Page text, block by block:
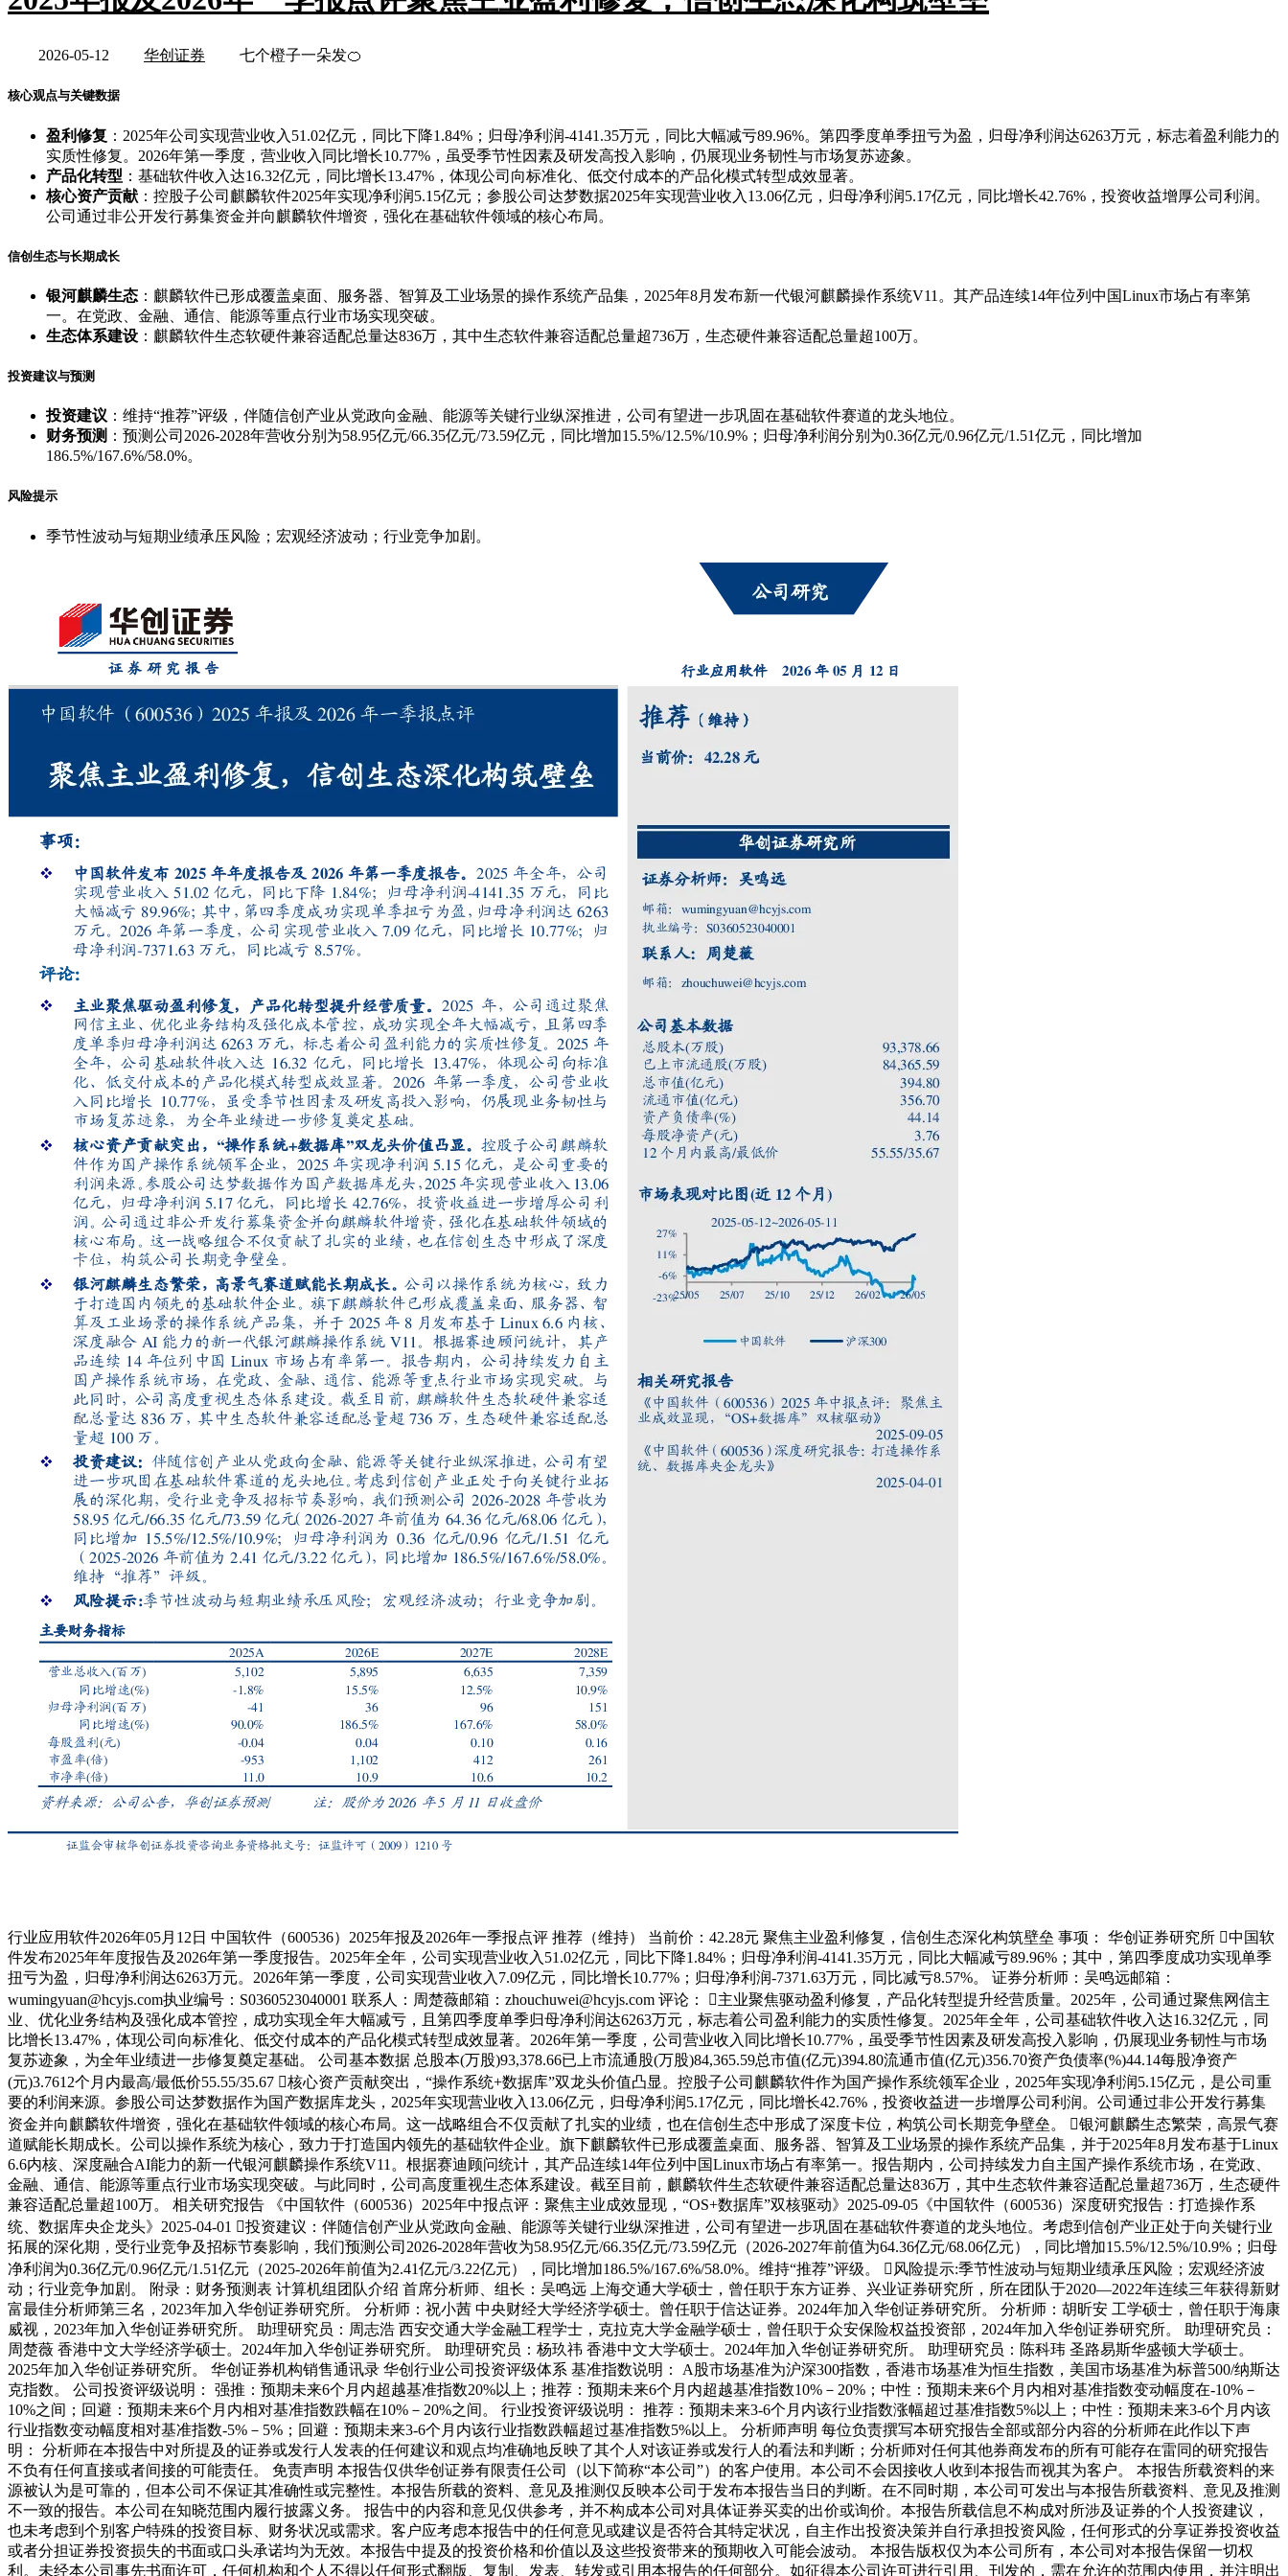
2026-05-12 华创证券 七个橙子一朵发🍊
核心观点与关键数据
盈利修复 ：2025年公司实现营业收入51.02亿元，同比下降1.84%；归母净利润-4141.35万元，同比大幅减亏89.96%。第四季度单季扭亏为盈，归母净利润达6263万元，标志着盈利能力的
实质性修复。2026年第一季度，营业收入同比增长10.77%，虽受季节性因素及研发高投入影响，仍展现业务韧性与市场复苏迹象。
产品化转型 ：基础软件收入达16.32亿元，同比增长13.47%，体现公司向标准化、低交付成本的产品化模式转型成效显著。
核心资产贡献 ：控股子公司麒麟软件2025年实现净利润5.15亿元；参股公司达梦数据2025年实现营业收入13.06亿元，归母净利润5.17亿元，同比增长42.76%，投资收益增厚公司利润。
公司通过非公开发行募集资金并向麒麟软件增资，强化在基础软件领域的核心布局。
信创生态与长期成长
银河麒麟生态 ：麒麟软件已形成覆盖桌面、服务器、智算及工业场景的操作系统产品集，2025年8月发布新一代银河麒麟操作系统V11。其产品连续14年位列中国Linux市场占有率第
一。在党政、金融、通信、能源等重点行业市场实现突破。
生态体系建设 ：麒麟软件生态软硬件兼容适配总量达836万，其中生态软件兼容适配总量超736万，生态硬件兼容适配总量超100万。
投资建议与预测
投资建议 ：维持“推荐”评级，伴随信创产业从党政向金融、能源等关键行业纵深推进，公司有望进一步巩固在基础软件赛道的龙头地位。
财务预测 ：预测公司2026-2028年营收分别为58.95亿元/66.35亿元/73.59亿元，同比增加15.5%/12.5%/10.9%；归母净利润分别为0.36亿元/0.96亿元/1.51亿元，同比增加
186.5%/167.6%/58.0%。
风险提示
季节性波动与短期业绩承压风险；宏观经济波动；行业竞争加剧。
行业应用软件2026年05月12日 中国软件（600536）2025年报及2026年一季报点评 推荐（维持） 当前价：42.28元 聚焦主业盈利修复，信创生态深化构筑壁垒 事项： 华创证券研究所 中国软
件发布2025年年度报告及2026年第一季度报告。2025年全年，公司实现营业收入51.02亿元，同比下降1.84%；归母净利润-4141.35万元，同比大幅减亏89.96%；其中，第四季度成功实现单季
扭亏为盈，归母净利润达6263万元。2026年第一季度，公司实现营业收入7.09亿元，同比增长10.77%；归母净利润-7371.63万元，同比减亏8.57%。 证券分析师：吴鸣远邮箱：
wumingyuan@hcyjs.com执业编号：S0360523040001 联系人：周楚薇邮箱：zhouchuwei@hcyjs.com 评论： 主业聚焦驱动盈利修复，产品化转型提升经营质量。2025年，公司通过聚焦网信主
业、优化业务结构及强化成本管控，成功实现全年大幅减亏，且第四季度单季归母净利润达6263万元，标志着公司盈利能力的实质性修复。2025年全年，公司基础软件收入达16.32亿元，同
比增长13.47%，体现公司向标准化、低交付成本的产品化模式转型成效显著。2026年第一季度，公司营业收入同比增长10.77%，虽受季节性因素及研发高投入影响，仍展现业务韧性与市场
复苏迹象，为全年业绩进一步修复奠定基础。 公司基本数据 总股本(万股)93,378.66已上市流通股(万股)84,365.59总市值(亿元)394.80流通市值(亿元)356.70资产负债率(%)44.14每股净资产
(元)3.7612个月内最高/最低价55.55/35.67 核心资产贡献突出，“操作系统+数据库”双龙头价值凸显。控股子公司麒麟软件作为国产操作系统领军企业，2025年实现净利润5.15亿元，是公司重
要的利润来源。参股公司达梦数据作为国产数据库龙头，2025年实现营业收入13.06亿元，归母净利润5.17亿元，同比增长42.76%，投资收益进一步增厚公司利润。公司通过非公开发行募集
资金并向麒麟软件增资，强化在基础软件领域的核心布局。这一战略组合不仅贡献了扎实的业绩，也在信创生态中形成了深度卡位，构筑公司长期竞争壁垒。 银河麒麟生态繁荣，高景气赛
道赋能长期成长。公司以操作系统为核心，致力于打造国内领先的基础软件企业。旗下麒麟软件已形成覆盖桌面、服务器、智算及工业场景的操作系统产品集，并于2025年8月发布基于Linux
6.6内核、深度融合AI能力的新一代银河麒麟操作系统V11。根据赛迪顾问统计，其产品连续14年位列中国Linux市场占有率第一。报告期内，公司持续发力自主国产操作系统市场，在党政、
金融、通信、能源等重点行业市场实现突破。与此同时，公司高度重视生态体系建设。截至目前，麒麟软件生态软硬件兼容适配总量达836万，其中生态软件兼容适配总量超736万，生态硬件
兼容适配总量超100万。 相关研究报告 《中国软件（600536）2025年中报点评：聚焦主业成效显现，“OS+数据库”双核驱动》2025-09-05《中国软件（600536）深度研究报告：打造操作系
统、数据库央企龙头》2025-04-01 投资建议：伴随信创产业从党政向金融、能源等关键行业纵深推进，公司有望进一步巩固在基础软件赛道的龙头地位。考虑到信创产业正处于向关键行业
拓展的深化期，受行业竞争及招标节奏影响，我们预测公司2026-2028年营收为58.95亿元/66.35亿元/73.59亿元（2026-2027年前值为64.36亿元/68.06亿元），同比增加15.5%/12.5%/10.9%；归母
净利润为0.36亿元/0.96亿元/1.51亿元（2025-2026年前值为2.41亿元/3.22亿元），同比增加186.5%/167.6%/58.0%。维持“推荐”评级。 风险提示:季节性波动与短期业绩承压风险；宏观经济波
动；行业竞争加剧。 附录：财务预测表 计算机组团队介绍 首席分析师、组长：吴鸣远 上海交通大学硕士，曾任职于东方证券、兴业证券研究所，所在团队于2020—2022年连续三年获得新财
富最佳分析师第三名，2023年加入华创证券研究所。 分析师：祝小茜 中央财经大学经济学硕士。曾任职于信达证券。2024年加入华创证券研究所。 分析师：胡昕安 工学硕士，曾任职于海康
威视，2023年加入华创证券研究所。 助理研究员：周志浩 西安交通大学金融工程学士，克拉克大学金融学硕士，曾任职于众安保险权益投资部，2024年加入华创证券研究所。 助理研究员：
周楚薇 香港中文大学经济学硕士。2024年加入华创证券研究所。 助理研究员：杨玖祎 香港中文大学硕士。2024年加入华创证券研究所。 助理研究员：陈科玮 圣路易斯华盛顿大学硕士。
2025年加入华创证券研究所。 华创证券机构销售通讯录 华创行业公司投资评级体系 基准指数说明： A股市场基准为沪深300指数，香港市场基准为恒生指数，美国市场基准为标普500/纳斯达
克指数。 公司投资评级说明： 强推：预期未来6个月内超越基准指数20%以上；推荐：预期未来6个月内超越基准指数10%－20%；中性：预期未来6个月内相对基准指数变动幅度在-10%－
10%之间；回避：预期未来6个月内相对基准指数跌幅在10%－20%之间。 行业投资评级说明： 推荐：预期未来3-6个月内该行业指数涨幅超过基准指数5%以上；中性：预期未来3-6个月内该
行业指数变动幅度相对基准指数-5%－5%；回避：预期未来3-6个月内该行业指数跌幅超过基准指数5%以上。 分析师声明 每位负责撰写本研究报告全部或部分内容的分析师在此作以下声
明： 分析师在本报告中对所提及的证券或发行人发表的任何建议和观点均准确地反映了其个人对该证券或发行人的看法和判断；分析师对任何其他券商发布的所有可能存在雷同的研究报告
不负有任何直接或者间接的可能责任。 免责声明 本报告仅供华创证券有限责任公司（以下简称“本公司”）的客户使用。本公司不会因接收人收到本报告而视其为客户。 本报告所载资料的来
源被认为是可靠的，但本公司不保证其准确性或完整性。本报告所载的资料、意见及推测仅反映本公司于发布本报告当日的判断。在不同时期，本公司可发出与本报告所载资料、意见及推测
不一致的报告。本公司在知晓范围内履行披露义务。 报告中的内容和意见仅供参考，并不构成本公司对具体证券买卖的出价或询价。本报告所载信息不构成对所涉及证券的个人投资建议，
也未考虑到个别客户特殊的投资目标、财务状况或需求。客户应考虑本报告中的任何意见或建议是否符合其特定状况，自主作出投资决策并自行承担投资风险，任何形式的分享证券投资收益
或者分担证券投资损失的书面或口头承诺均为无效。本报告中提及的投资价格和价值以及这些投资带来的预期收入可能会波动。 本报告版权仅为本公司所有，本公司对本报告保留一切权
利。未经本公司事先书面许可，任何机构和个人不得以任何形式翻版、复制、发表、转发或引用本报告的任何部分。如征得本公司许可进行引用、刊发的，需在允许的范围内使用，并注明出